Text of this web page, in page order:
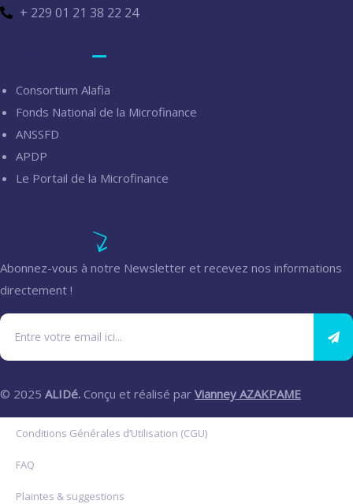
+ 229 01 21 38 22 24
Consortium Alafia
Fonds National de la Microfinance
ANSSFD
APDP
Le Portail de la Microfinance
Abonnez-vous à notre Newsletter et recevez nos informations
directement !
© 2025 ALIDé. Conçu et réalisé par Vianney AZAKPAME
Conditions Générales d’Utilisation (CGU)
FAQ
Plaintes & suggestions